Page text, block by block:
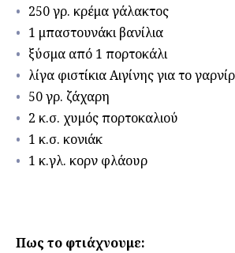
250 γρ. κρέμα γάλακτος
1 μπαστουνάκι βανίλια
ξύσμα από 1 πορτοκάλι
λίγα φιστίκια Αιγίνης για το
50 γρ. ζάχαρη
2 κ.σ. χυμός πορτοκαλιού
1 κ.σ. κονιάκ
1 κ.γλ. κορν φλάουρ
Πως το φτιάχνουμε: